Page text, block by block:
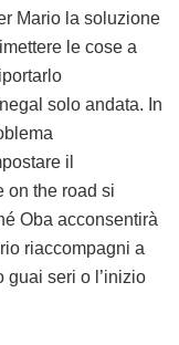
Mario la soluzione
le cose a
solo andata. In
il
on the road si
Oba acconsentirà
riaccompagni a
guai seri o l’inizio